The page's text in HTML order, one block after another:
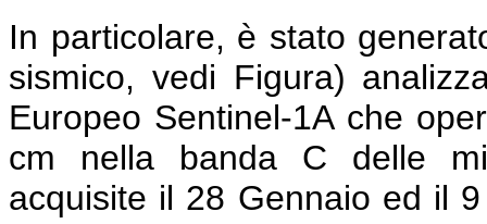
In particolare, è stato
sismico, vedi Figura)
Europeo Sentinel-1A che
cm nella banda C delle
acquisite il 28 Gennaio ed il